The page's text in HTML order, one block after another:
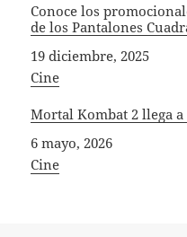
Conoce los
de los Pantalones
Fecha
19 diciembre, 2025
In relation to
Cine
Mortal Kombat 2 llega
Fecha
6 mayo, 2026
In relation to
Cine